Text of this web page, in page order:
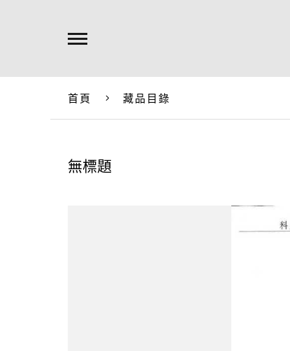
首頁 藏品目錄
無標題